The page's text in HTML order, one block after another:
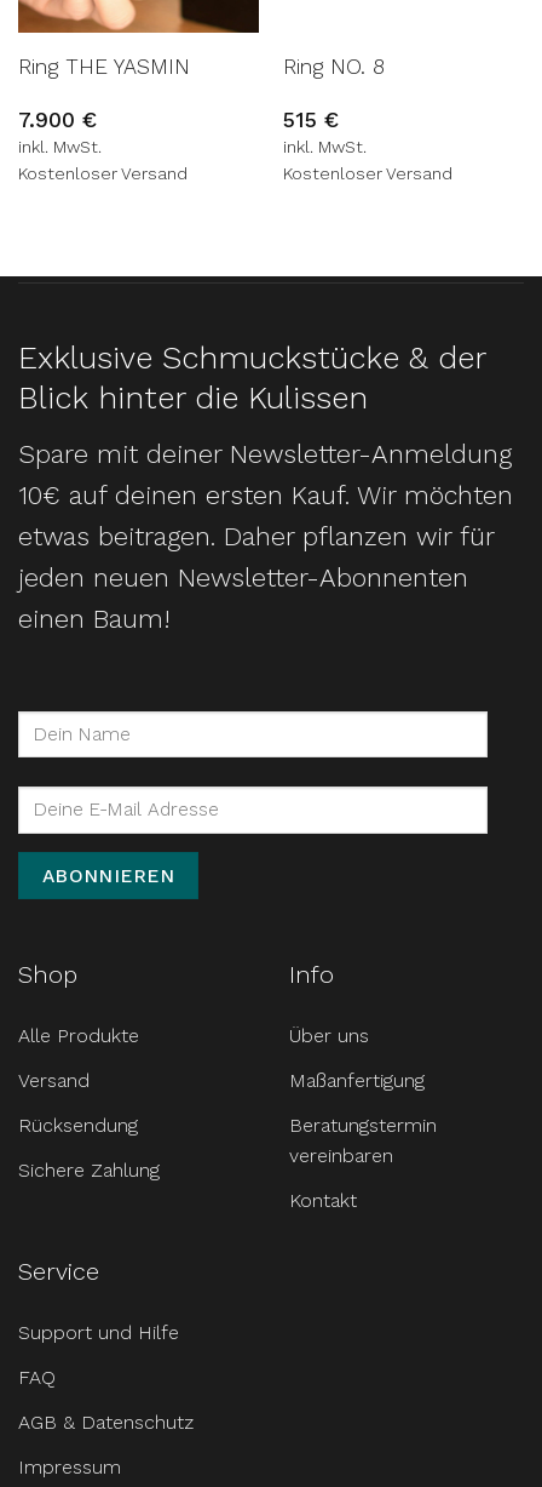
Ring THE YASMIN
7.900 €
inkl. MwSt.
Kostenloser Versand
Ring NO. 8
515 €
inkl. MwSt.
Kostenloser Versand
Exklusive Schmuckstücke & der
Blick hinter die Kulissen
Spare mit deiner Newsletter-Anmeldung
10€ auf deinen ersten Kauf. Wir möchten
etwas beitragen. Daher pflanzen wir für
jeden neuen Newsletter-Abonnenten
einen Baum!
Shop
Alle Produkte
Versand
Rücksendung
Sichere Zahlung
Info
Über uns
Maßanfertigung
Beratungstermin
vereinbaren
Kontakt
Service
Support und Hilfe
FAQ
AGB & Datenschutz
Impressum